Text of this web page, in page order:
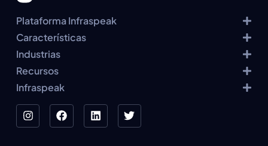
Plataforma Infraspeak
Características
Industrias
Recursos
Infraspeak